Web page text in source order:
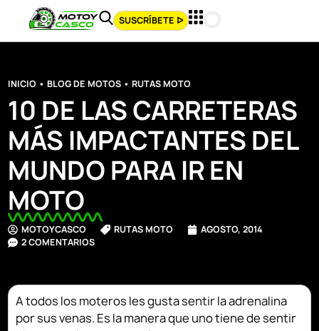
SUSCRÍBETE ᐅ
INICIO •BLOG DE MOTOS •RUTAS MOTO
10 DE LAS CARRETERAS
MÁS IMPACTANTES DEL
MUNDO PARA IR EN
MOTO
MOTOYCASCO RUTAS MOTO
AGOSTO, 2014
2 COMENTARIOS
A todos los moteros les gusta sentir la adrenalina
por sus venas. Es la manera que uno tiene de sentir